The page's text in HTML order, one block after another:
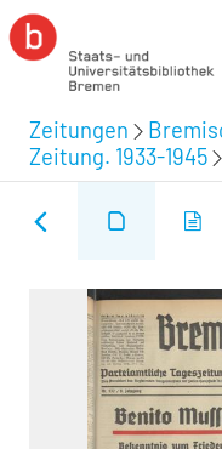
Zeitungen
Zeitung. 1933-1945